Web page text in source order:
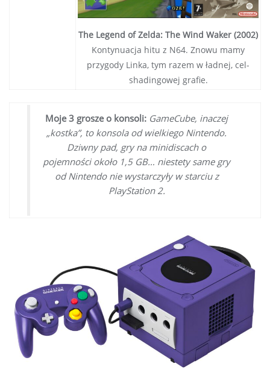
The Legend of Zelda: The Wind Waker (2002)
Kontynuacja hitu z N64. Znowu mamy
przygody Linka, tym razem w ładnej, cel-
shadingowej grafie.
Moje 3 grosze o konsoli: GameCube, inaczej
„kostka”, to konsola od wielkiego Nintendo.
Dziwny pad, gry na minidiscach o
pojemności około 1,5 GB… niestety same gry
od Nintendo nie wystarczyły w starciu z
PlayStation 2.